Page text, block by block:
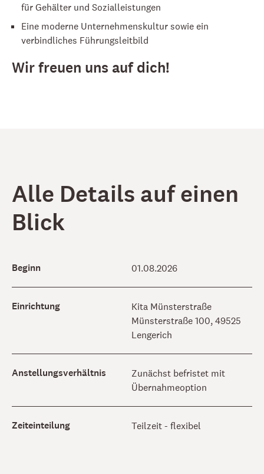
für Gehälter und Sozialleistungen
Eine moderne Unternehmenskultur sowie ein
verbindliches Führungsleitbild
Wir freuen uns auf dich!
Alle Details auf einen
Blick
Beginn 01.08.2026
Einrichtung
Kita Münsterstraße
Münsterstraße 100, 49525
Lengerich
Anstellungsverhältnis
Zunächst befristet mit
Übernahmeoption
Zeiteinteilung Teilzeit - flexibel